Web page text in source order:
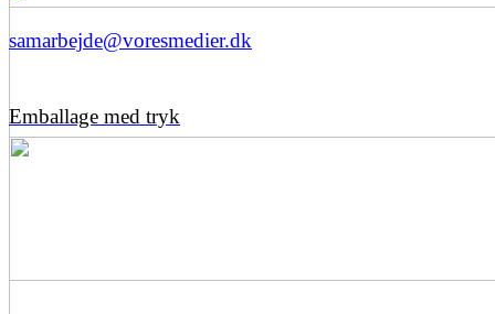
Emballage med tryk
samarbejde@voresmedier.dk